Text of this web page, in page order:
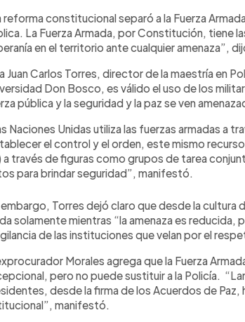
reforma constitucional separó a la Fuerza
La Fuerza Armada, por Constitución, tiene
en el territorio ante cualquier amenaza”,
Juan Carlos Torres, director de la maestría en
Don Bosco, es válido el uso de los
pública y la seguridad y la paz se ven
Naciones Unidas utiliza las fuerzas armadas a
el control y el orden, este mismo
a través de figuras como grupos de tarea
para brindar seguridad”, manifestó.
embargo, Torres dejó claro que desde la cultura
solamente mientras “la amenaza es
de las instituciones que velan por el
Morales agrega que la Fuerza
pero no puede sustituir a la Policía.
desde la firma de los Acuerdos de
manifestó.